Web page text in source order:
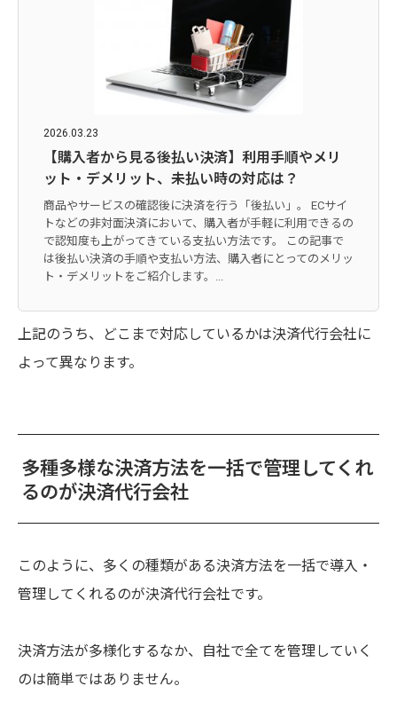
2026.03.23
【購入者から見る後払い決済】利用手順やメリ
ット・デメリット、未払い時の対応は？
商品やサービスの確認後に決済を行う「後払い」。 ECサイ
トなどの非対面決済において、購入者が手軽に利用できるの
で認知度も上がってきている支払い方法です。 この記事で
は後払い決済の手順や支払い方法、購入者にとってのメリッ
ト・デメリットをご紹介します。...
上記のうち、どこまで対応しているかは決済代行会社に
よって異なります。
多種多様な決済方法を一括で管理してくれ
るのが決済代行会社
このように、多くの種類がある決済方法を一括で導入・
管理してくれるのが決済代行会社です。
決済方法が多様化するなか、自社で全てを管理していく
のは簡単ではありません。